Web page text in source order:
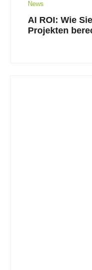
News
AI ROI: Wie
Projekten